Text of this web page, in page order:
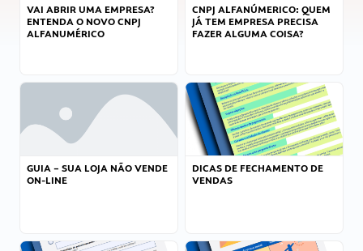
VAI ABRIR UMA EMPRESA?
ENTENDA O NOVO CNPJ
ALFANUMÉRICO
CNPJ ALFANÚMERICO: QUEM
JÁ TEM EMPRESA PRECISA
FAZER ALGUMA COISA?
GUIA – SUA LOJA NÃO VENDE
ON-LINE
DICAS DE FECHAMENTO DE
VENDAS